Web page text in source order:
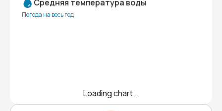
Средняя температура воды
Погода на весь год
Loading chart...